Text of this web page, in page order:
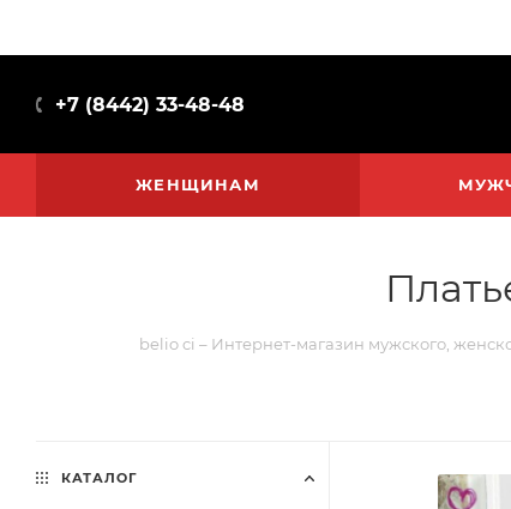
+7 (8442) 33-48-48
ЖЕНЩИНАМ
belio ci – Интернет-магазин мужского,
КАТАЛОГ